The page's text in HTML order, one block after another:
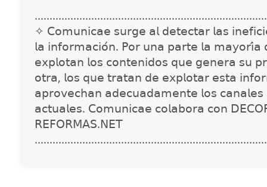
✧ 𝖢𝗈𝗆𝗎𝗇𝗂𝖼𝖺𝖾 𝗌𝗎𝗋𝗀𝖾 𝖺𝗅 𝖽𝖾𝗍𝖾𝖼𝗍𝖺𝗋 𝗅𝖺𝗌
𝗅𝖺 𝗂𝗇𝖿𝗈𝗋𝗆𝖺𝖼𝗂𝗈́𝗇. 𝖯𝗈𝗋 𝗎𝗇𝖺 𝗉𝖺𝗋𝗍𝖾 𝗅𝖺
𝖾𝗑𝗉𝗅𝗈𝗍𝖺𝗇 𝗅𝗈𝗌 𝖼𝗈𝗇𝗍𝖾𝗇𝗂𝖽𝗈𝗌 𝗊𝗎𝖾 𝗀𝖾𝗇𝖾𝗋𝖺 𝗌𝗎
𝗈𝗍𝗋𝖺, 𝗅𝗈𝗌 𝗊𝗎𝖾 𝗍𝗋𝖺𝗍𝖺𝗇 𝖽𝖾 𝖾𝗑𝗉𝗅𝗈𝗍𝖺𝗋 𝖾𝗌𝗍𝖺
𝖺𝗉𝗋𝗈𝗏𝖾𝖼𝗁𝖺𝗇 𝖺𝖽𝖾𝖼𝗎𝖺𝖽𝖺𝗆𝖾𝗇𝗍𝖾 𝗅𝗈𝗌
𝖺𝖼𝗍𝗎𝖺𝗅𝖾𝗌. 𝖢𝗈𝗆𝗎𝗇𝗂𝖼𝖺𝖾 𝖼𝗈𝗅𝖺𝖻𝗈𝗋𝖺 𝖼𝗈𝗇
𝖱𝖤𝖥𝖮𝖱𝖬𝖠𝖲.𝖭𝖤𝖳